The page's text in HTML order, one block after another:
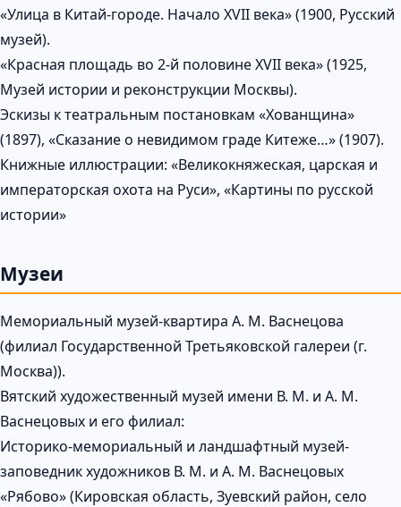
«Улица в Китай-городе. Начало XVII века» (1900, Русский
музей).
«Красная площадь во 2-й половине XVII века» (1925,
Музей истории и реконструкции Москвы).
Эскизы к театральным постановкам «Хованщина»
(1897), «Сказание о невидимом граде Китеже…» (1907).
Книжные иллюстрации: «Великокняжеская, царская и
императорская охота на Руси», «Картины по русской
истории»
Музеи
Мемориальный музей-квартира А. М. Васнецова
(филиал Государственной Третьяковской галереи (г.
Москва)).
Вятский художественный музей имени В. М. и А. М.
Васнецовых и его филиал:
Историко-мемориальный и ландшафтный музей-
заповедник художников В. М. и А. М. Васнецовых
«Рябово» (Кировская область, Зуевский район, село